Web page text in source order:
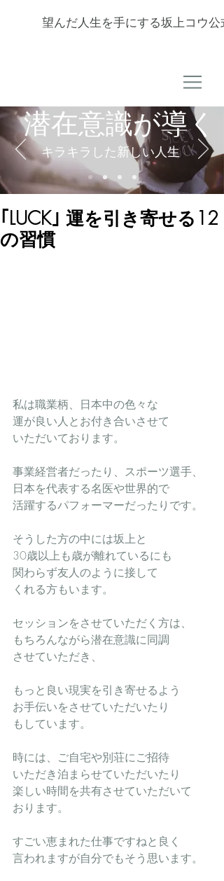
望んだ人生を手にする坂上コウ公
潜在意識が導く
キラキラした新しい人生
｢LUCK｣ 運を引き寄せる12
の習慣
私は職業柄、日本中の色々な
運が良い人とお付き合いさせて
いただいております。
事業経営者だったり、スポーツ選手、
日本を代表する名医や世界的で
活躍するパフォーマーだったりです。
そうした方の中には坂上と
30歳以上も歳が離れているにも
関わらず友人のように接して
くれる方もいます。
セッションをさせていただく方は、
もちろんながら潜在意識に同調
させていただき、
もっと良い現実を引き寄せるよう
お手伝いをさせていただいたり
もしています。
時には、ご自宅や別荘にご招待
いただき泊まらせていただいたり
楽しい時間を共有させていただいて
おります。
すごい恵まれた仕事ですねと良く
言われますが自分でもそう思います。